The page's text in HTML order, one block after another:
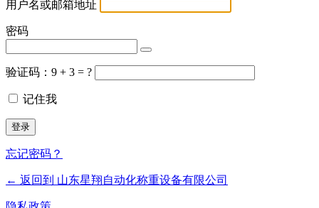
用户名或邮箱地址
密码
验证码：9 + 3 = ?
记住我
忘记密码？
← 返回到 山东星翔自动化称重设备有限公司